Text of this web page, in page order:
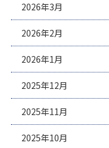
2026年3月
2026年2月
2026年1月
2025年12月
2025年11月
2025年10月